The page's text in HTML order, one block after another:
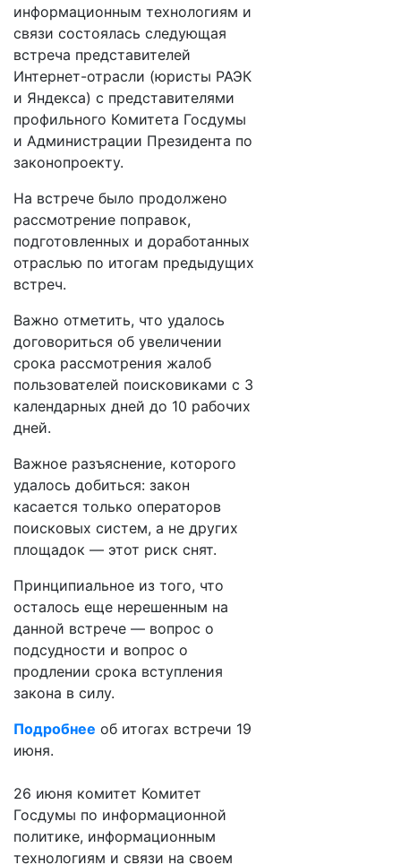
информационным технологиям и
связи состоялась следующая
встреча представителей
Интернет-отрасли (юристы РАЭК
и Яндекса) с представителями
профильного Комитета Госдумы
и Администрации Президента по
законопроекту.
На встрече было продолжено
рассмотрение поправок,
подготовленных и доработанных
отраслью по итогам предыдущих
встреч.
Важно отметить, что удалось
договориться об увеличении
срока рассмотрения жалоб
пользователей поисковиками с 3
календарных дней до 10 рабочих
дней.
Важное разъяснение, которого
удалось добиться: закон
касается только операторов
поисковых систем, а не других
площадок — этот риск снят.
Принципиальное из того, что
осталось еще нерешенным на
данной встрече — вопрос о
подсудности и вопрос о
продлении срока вступления
закона в силу.
Подробнее об итогах встречи 19
июня.
26 июня комитет Комитет
Госдумы по информационной
политике, информационным
технологиям и связи на своем